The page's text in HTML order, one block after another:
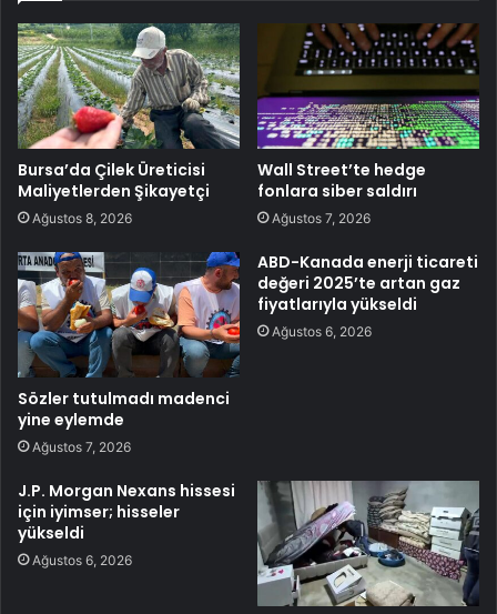
Bursa’da Çilek Üreticisi
Maliyetlerden Şikayetçi
Ağustos 8, 2026
Wall Street’te hedge
fonlara siber saldırı
Ağustos 7, 2026
Sözler tutulmadı madenci
yine eylemde
Ağustos 7, 2026
ABD-Kanada enerji ticareti
değeri 2025’te artan gaz
fiyatlarıyla yükseldi
Ağustos 6, 2026
J.P. Morgan Nexans hissesi
için iyimser; hisseler
yükseldi
Ağustos 6, 2026